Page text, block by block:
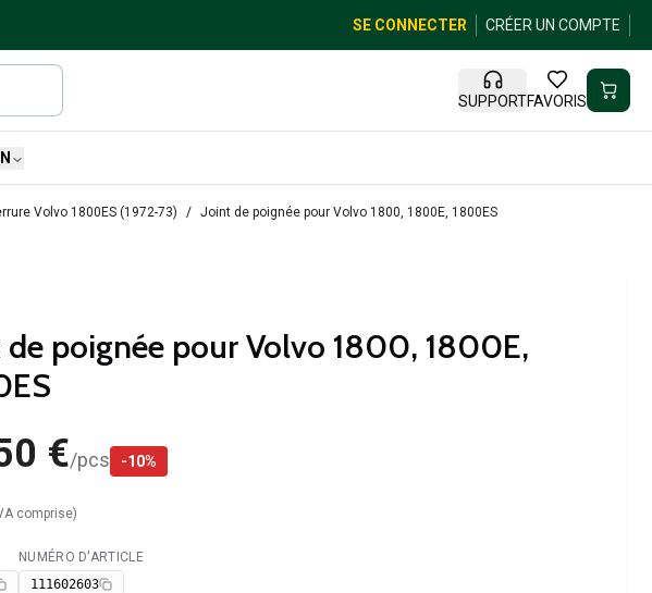
SE CONNECTER CRÉER UN COMPTE
SUPPORTFAVORIS
Volvo 1800ES (1972-73) Joint de poignée pour Volvo 1800, 1800E, 1800ES
de poignée pour Volvo 1800, 1800E,
€/pcs -10%
comprise)
NUMÉRO D'ARTICLE
111602603